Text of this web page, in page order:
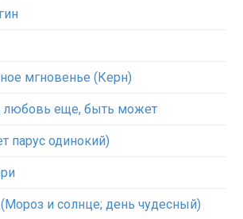
мгновенье (Керн)
любовь еще, быть может
парус одинокий)
и солнце; день чудесный)